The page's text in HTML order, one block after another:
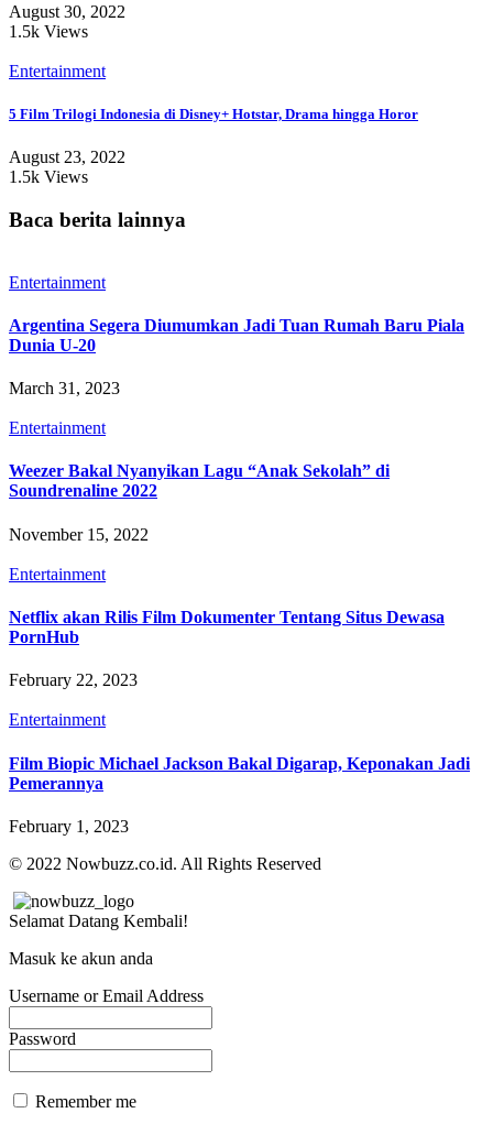
August 30, 2022
1.5k Views
Entertainment
5 Film Trilogi Indonesia di Disney+ Hotstar, Drama hingga Horor
August 23, 2022
1.5k Views
Baca berita lainnya
Entertainment
Argentina Segera Diumumkan Jadi Tuan Rumah Baru Piala
Dunia U-20
March 31, 2023
Entertainment
Weezer Bakal Nyanyikan Lagu “Anak Sekolah” di
Soundrenaline 2022
November 15, 2022
Entertainment
Netflix akan Rilis Film Dokumenter Tentang Situs Dewasa
PornHub
February 22, 2023
Entertainment
Film Biopic Michael Jackson Bakal Digarap, Keponakan Jadi
Pemerannya
February 1, 2023
© 2022 Nowbuzz.co.id. All Rights Reserved
Selamat Datang Kembali!
Masuk ke akun anda
Username or Email Address
Password
Remember me